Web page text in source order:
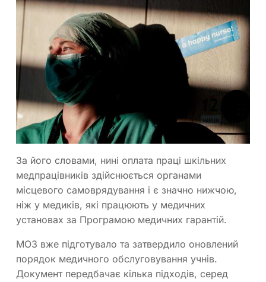
За його словами, нині оплата праці шкільних
медпрацівників здійснюється органами
місцевого самоврядування і є значно нижчою,
ніж у медиків, які працюють у медичних
установах за Програмою медичних гарантій.
МОЗ вже підготувало та затвердило оновлений
порядок медичного обслуговування учнів.
Документ передбачає кілька підходів, серед